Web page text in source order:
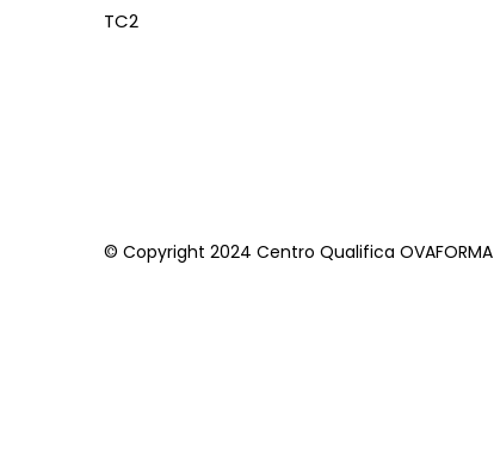
TC2
© Copyright 2024 Centro Qualifica OVAFORMA